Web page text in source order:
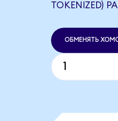
TOKENIZED)
ОБМЕНЯТЬ